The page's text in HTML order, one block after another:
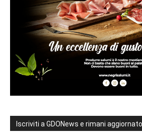
Iscriviti a GDONews e rimani aggiornato